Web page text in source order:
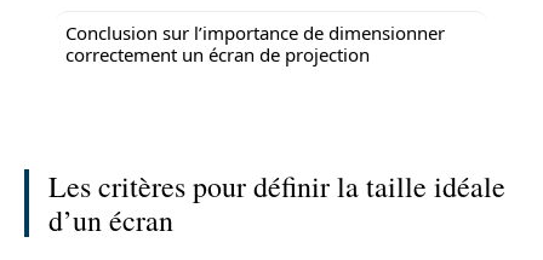
Conclusion sur l’importance de dimensionner
correctement un écran de projection
Les critères pour définir la taille idéale
d’un écran